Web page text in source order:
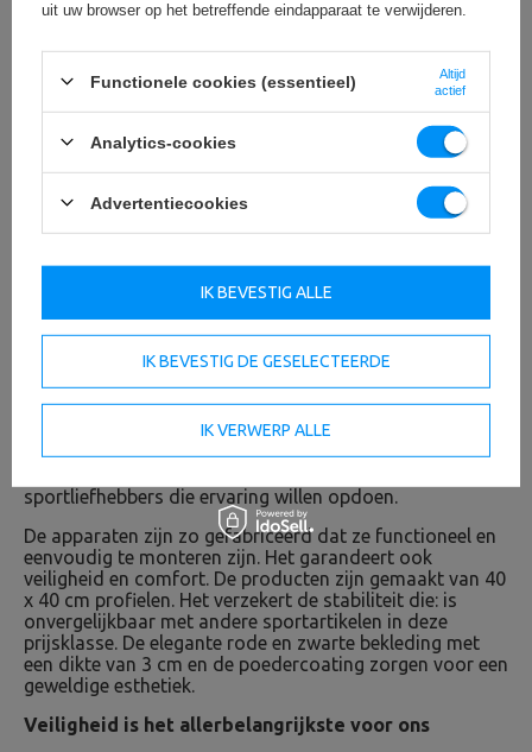
Het Home-assortiment is een assortiment producten
sportliefhebbers die ervaring willen opdoen.
De apparaten zijn zo gefabriceerd dat ze functioneel en
eenvoudig te monteren zijn. Het garandeert ook
veiligheid en comfort. De producten zijn gemaakt van 40
x 40 cm profielen. Het verzekert de stabiliteit die: is
onvergelijkbaar met andere sportartikelen in deze
prijsklasse. De elegante rode en zwarte bekleding met
een dikte van 3 cm en de poedercoating zorgen voor een
geweldige esthetiek.
Veiligheid is het allerbelangrijkste voor ons
uit uw browser op het betreffende eindapparaat te verwijderen.
Functionele cookies (essentieel)
Altijd
actief
Analytics-cookies
Advertentiecookies
IK BEVESTIG DE GESELECTEERDE
IK VERWERP ALLE
IK BEVESTIG ALLE